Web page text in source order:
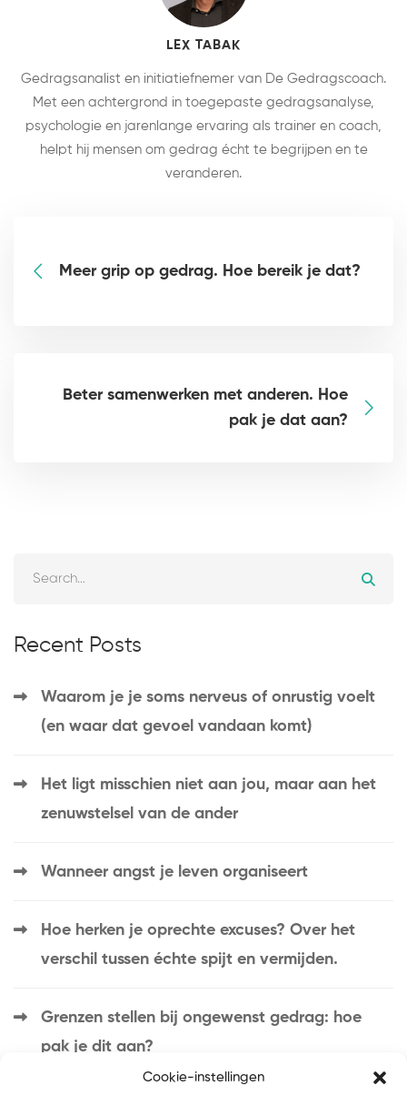
Cookie-instellingen
LEX TABAK
Gedragsanalist en initiatiefnemer van De Gedragscoach.
Met een achtergrond in toegepaste gedragsanalyse,
psychologie en jarenlange ervaring als trainer en coach,
helpt hij mensen om gedrag écht te begrijpen en te
veranderen.
Meer grip op gedrag. Hoe bereik je dat?
Beter samenwerken met anderen. Hoe
pak je dat aan?
Recent Posts
Waarom je je soms nerveus of onrustig voelt
(en waar dat gevoel vandaan komt)
Het ligt misschien niet aan jou, maar aan het
zenuwstelsel van de ander
Wanneer angst je leven organiseert
Hoe herken je oprechte excuses? Over het
verschil tussen échte spijt en vermijden.
Grenzen stellen bij ongewenst gedrag: hoe
pak je dit aan?